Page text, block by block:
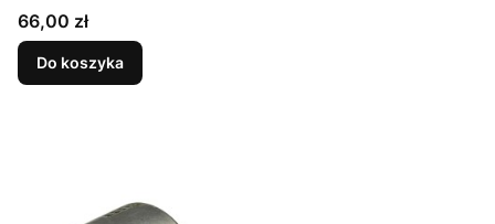
Cena
66,00 zł
Do koszyka